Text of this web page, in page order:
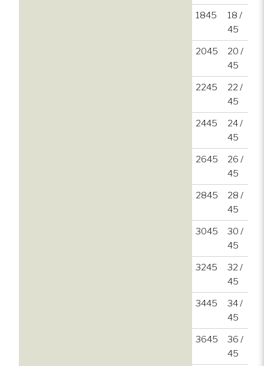
1845
18 /
45
2045
20 /
45
2245
22 /
45
2445
24 /
45
2645
26 /
45
2845
28 /
45
3045
30 /
45
3245
32 /
45
3445
34 /
45
3645
36 /
45